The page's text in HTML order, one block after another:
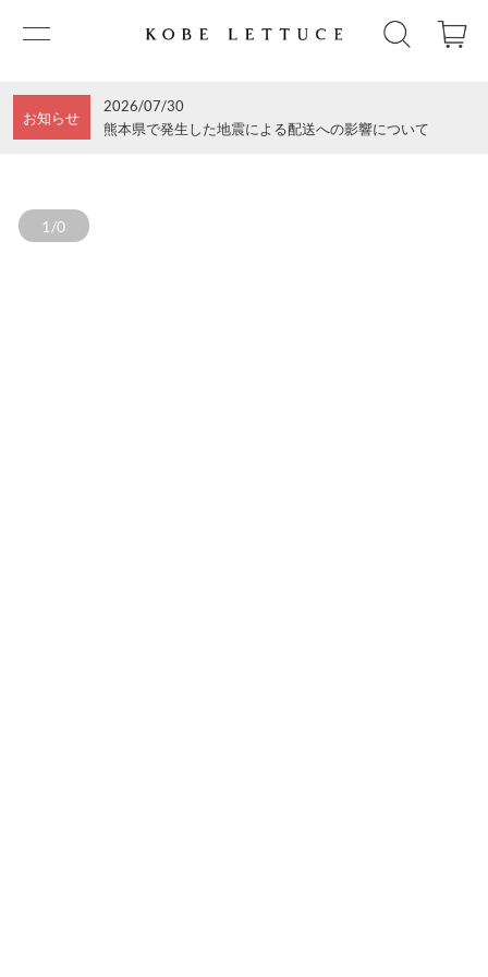
お知らせ
2026/07/30
熊本県で発生した地震による配送への影響について
1/0